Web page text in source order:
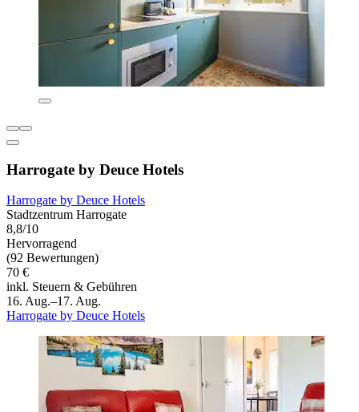
Harrogate by Deuce Hotels
Harrogate by Deuce Hotels
Stadtzentrum Harrogate
8,8/10
Hervorragend
(92 Bewertungen)
70 €
inkl. Steuern & Gebühren
16. Aug.–17. Aug.
Harrogate by Deuce Hotels